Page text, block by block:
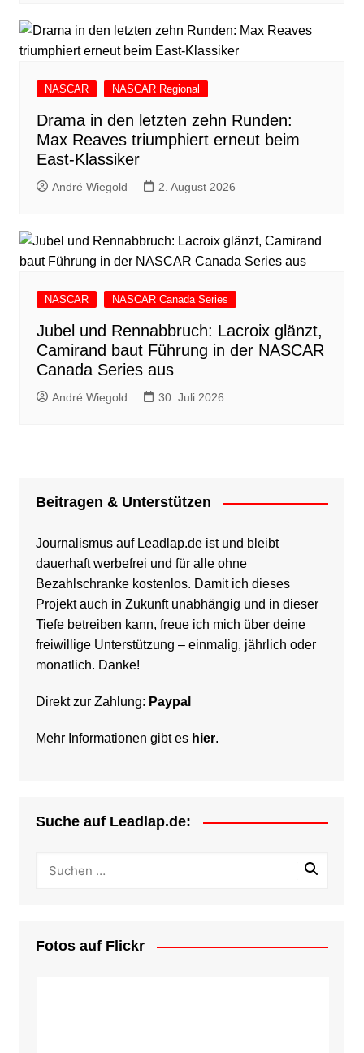
NASCAR NASCAR Regional
Drama in den letzten zehn Runden:
Max Reaves triumphiert erneut beim
East-Klassiker
André Wiegold 2. August 2026
NASCAR NASCAR Canada Series
Jubel und Rennabbruch: Lacroix glänzt,
Camirand baut Führung in der NASCAR
Canada Series aus
André Wiegold 30. Juli 2026
Beitragen & Unterstützen
Journalismus auf Leadlap.de ist und bleibt
dauerhaft werbefrei und für alle ohne
Bezahlschranke kostenlos. Damit ich dieses
Projekt auch in Zukunft unabhängig und in dieser
Tiefe betreiben kann, freue ich mich über deine
freiwillige Unterstützung – einmalig, jährlich oder
monatlich. Danke!
Direkt zur Zahlung: Paypal
Mehr Informationen gibt es hier.
Suche auf Leadlap.de:
Fotos auf Flickr